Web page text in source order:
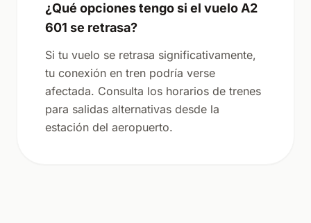
¿Qué opciones tengo si el vuelo A2
601 se retrasa?
Si tu vuelo se retrasa significativamente,
tu conexión en tren podría verse
afectada. Consulta los horarios de trenes
para salidas alternativas desde la
estación del aeropuerto.